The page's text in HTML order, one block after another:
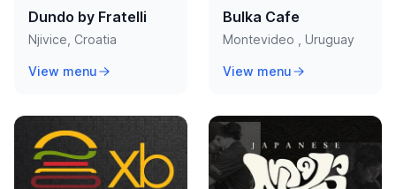
Dundo by Fratelli
Njivice, Croatia
View menu
Bulka Cafe
Montevideo , Uruguay
View menu